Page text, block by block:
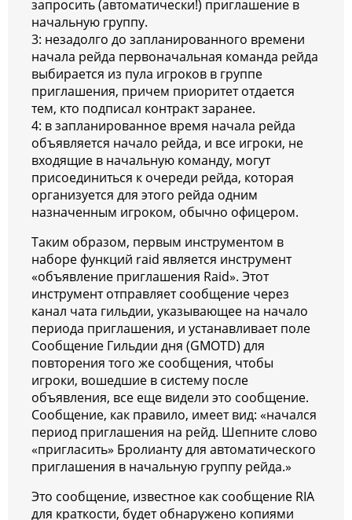
запросить (автоматически!) приглашение в
начальную группу.
3: незадолго до запланированного времени
начала рейда первоначальная команда рейда
выбирается из пула игроков в группе
приглашения, причем приоритет отдается
тем, кто подписал контракт заранее.
4: в запланированное время начала рейда
объявляется начало рейда, и все игроки, не
входящие в начальную команду, могут
присоединиться к очереди рейда, которая
организуется для этого рейда одним
назначенным игроком, обычно офицером.
Таким образом, первым инструментом в
наборе функций raid является инструмент
«объявление приглашения Raid». Этот
инструмент отправляет сообщение через
канал чата гильдии, указывающее на начало
периода приглашения, и устанавливает поле
Сообщение Гильдии дня (GMOTD) для
повторения того же сообщения, чтобы
игроки, вошедшие в систему после
объявления, все еще видели это сообщение.
Сообщение, как правило, имеет вид: «начался
период приглашения на рейд. Шепните слово
«пригласить» Бролианту для автоматического
приглашения в начальную группу рейда.»
Это сообщение, известное как сообщение RIA
для краткости, будет обнаружено копиями